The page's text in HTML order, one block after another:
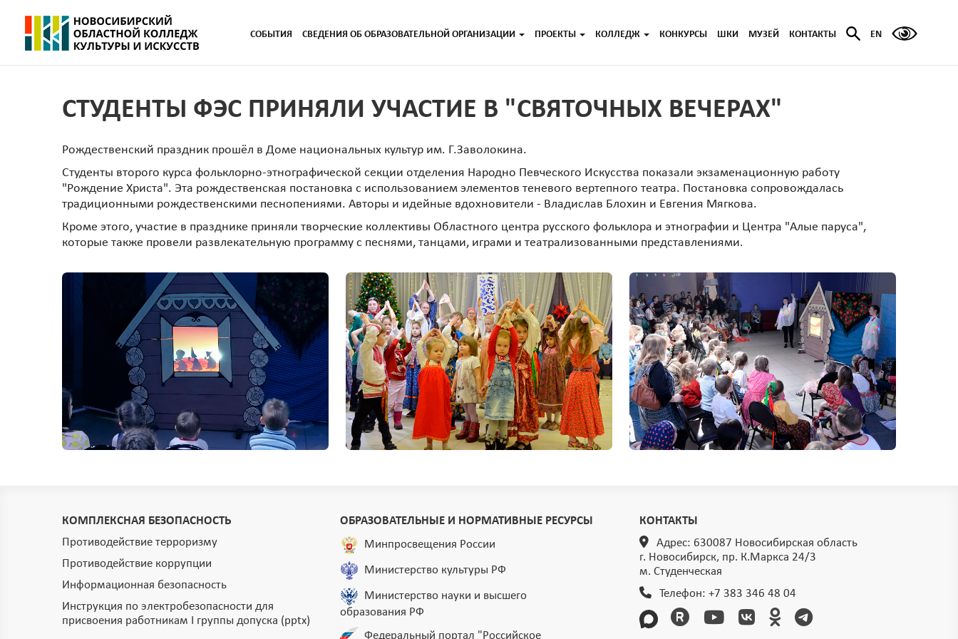
СОБЫТИЯ СВЕДЕНИЯ ОБ ОБРАЗОВАТЕЛЬНОЙ ОРГАНИЗАЦИИ ПРОЕКТЫ КОЛЛЕДЖ КОНКУРСЫ ШКИ МУЗЕЙ КОНТАКТЫ EN
СТУДЕНТЫ ФЭС ПРИНЯЛИ УЧАСТИЕ В "СВЯТОЧНЫХ ВЕЧЕРАХ"
Рождественский праздник прошёл в Доме национальных культур им. Г.Заволокина.
Студенты второго курса фольклорно-этнографической секции отделения Народно Певческого Искусства показали экзаменационную работу
"Рождение Христа". Эта рождественская постановка с использованием элементов теневого вертепного театра. Постановка сопровождалась
традиционными рождественскими песнопениями. Авторы и идейные вдохновители - Владислав Блохин и Евгения Мягкова.
Кроме этого, участие в празднике приняли творческие коллективы Областного центра русского фольклора и этнографии и Центра "Алые паруса",
которые также провели развлекательную программу с песнями, танцами, играми и театрализованными представлениями.
КОМПЛЕКСНАЯ БЕЗОПАСНОСТЬ
Противодействие терроризму
Противодействие коррупции
Информационная безопасность
Инструкция по электробезопасности для
присвоения работникам I группы допуска (pptx)
ОБРАЗОВАТЕЛЬНЫЕ И НОРМАТИВНЫЕ РЕСУРСЫ
Минпросвещения России
Министерство культуры РФ
Министерство науки и высшего
образования РФ
Федеральный портал "Российское
КОНТАКТЫ
Адрес: 630087 Новосибирская область
г. Новосибирск, пр. К.Маркса 24/3
м. Студенческая
Телефон: +7 383 346 48 04